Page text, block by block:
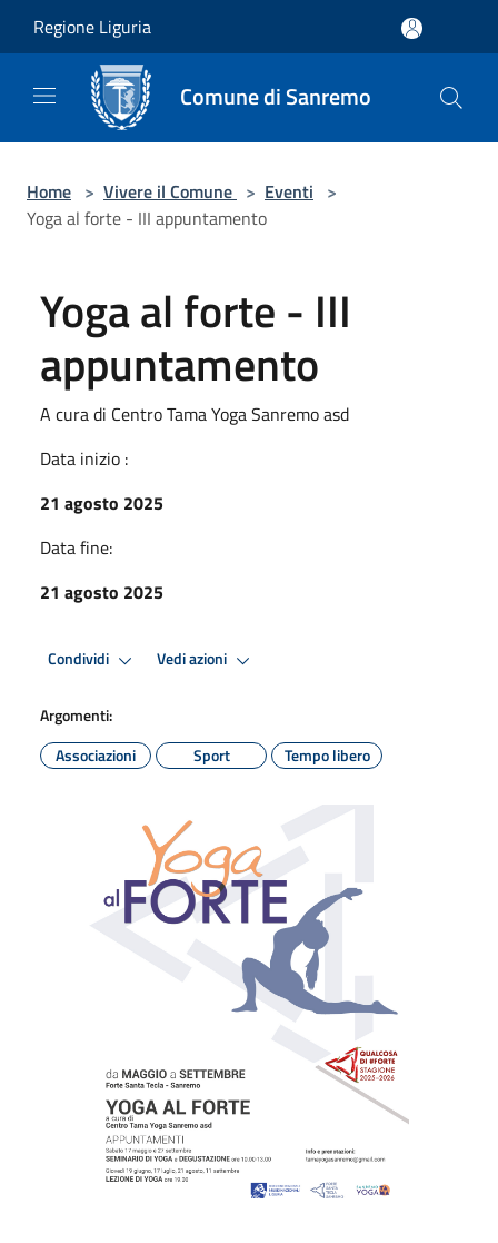
Regione Liguria
Comune di Sanremo
Home > Vivere il Comune > Eventi >
Yoga al forte - III appuntamento
Yoga al forte - III
appuntamento
A cura di Centro Tama Yoga Sanremo asd
Data inizio :
21 agosto 2025
Data fine:
21 agosto 2025
Condividi Vedi azioni
Argomenti:
Associazioni
Sport Tempo libero